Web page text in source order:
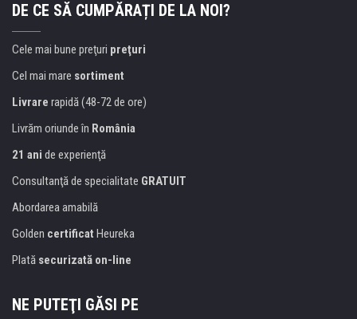
DE CE SĂ CUMPĂRAȚI DE LA NOI?
Cele mai bune preţuri preţuri
Cel mai mare sortiment
Livrare rapidă (48-72 de ore)
Livrăm oriunde în România
21 ani de experienţă
Consultanţă de specialitate GRATUIT
Abordarea amabilă
Golden certificat Heureka
Plată securizată on-line
NE PUTEŢI GĂSI PE